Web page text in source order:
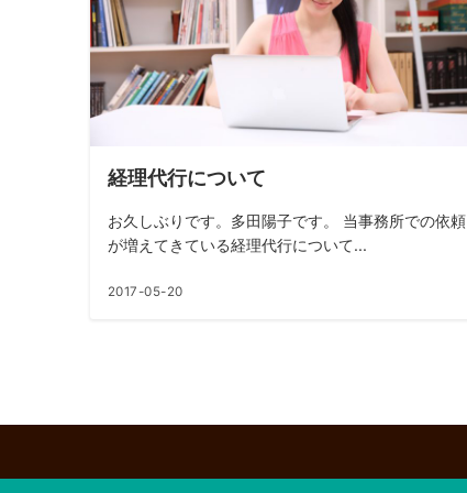
経理代行について
お久しぶりです。多田陽子です。 当事務所での依頼
が増えてきている経理代行について...
2017-05-20